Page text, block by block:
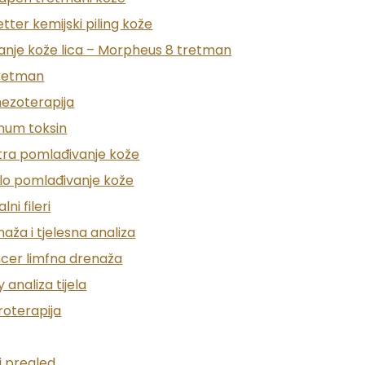
kemijski piling kože
kože lica – Morpheus 8 tretman
toksin
pomlađivanje kože
pomlađivanje kože
fileri
i tjelesna analiza
limfna drenaža
analiza tijela
koji obavlja liječnik dermatolog s ciljem procjene
upale ili infekcije
oblika ili zadebljanja
i sumnjivih promjena
kože i sprječavanje komplikacija koje nastaju
pregled?